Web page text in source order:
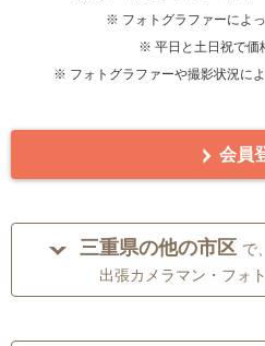
※ フォトグラファーによ
※ 平日と土日祝で価
※ フォトグラファーや撮影状況に
会員
三重県の他の市区 で
出張カメラマン・フォ